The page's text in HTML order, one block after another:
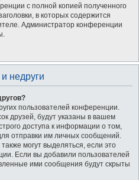
с полной копией полученного
в которых содержится
Администратор конференции
недруги
пользователей конференции.
друзей, будут указаны в вашем
доступа к информации о том,
отправки им личных сообщений.
могут выделяться, если это
Если вы добавили пользователей
ими сообщения будут скрыты